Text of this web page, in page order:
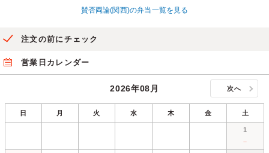
賛否両論(関西)の弁当一覧を見る
注文の前にチェック
営業日カレンダー
2026年08月 次へ
日 月 火 水 木 金 土
1
－